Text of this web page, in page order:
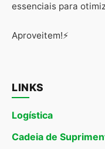
essenciais para
Aproveitem!⚡
LINKS
Logística
Cadeia de